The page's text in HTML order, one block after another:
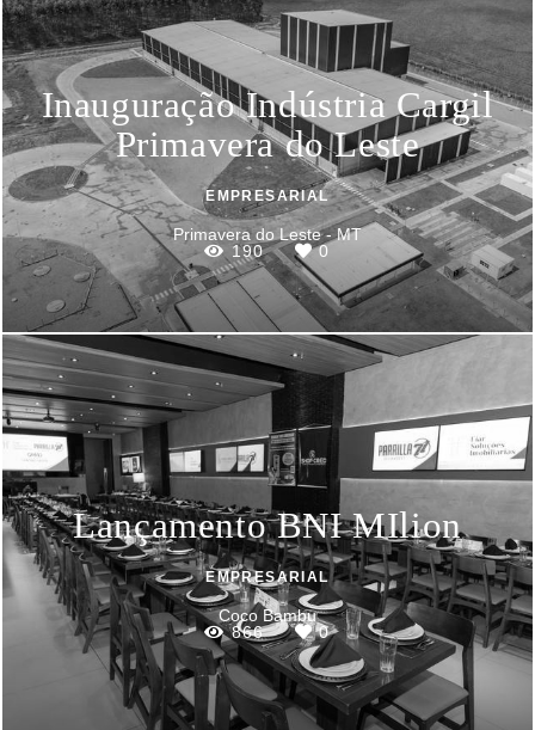
Inauguração Indústria Cargil
Primavera do Leste
EMPRESARIAL
Primavera do Leste - MT
190
0
Lançamento BNI MIlion
EMPRESARIAL
Coco Bambu
866
0